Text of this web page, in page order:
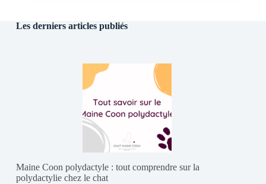
Les derniers articles publiés
Maine Coon polydactyle : tout comprendre sur la
polydactylie chez le chat